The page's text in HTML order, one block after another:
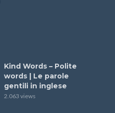
Kind Words – Polite
words | Le parole
gentili in inglese
2.063 views